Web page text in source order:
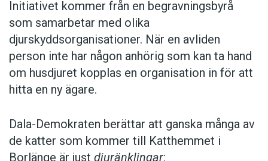
Initiativet kommer från en begravningsbyrå
som samarbetar med olika
djurskyddsorganisationer. När en avliden
person inte har någon anhörig som kan ta hand
om husdjuret kopplas en organisation in för att
hitta en ny ägare.
Dala-Demokraten berättar att ganska många av
de katter som kommer till Katthemmet i
Borlänge är just djuränklingar: